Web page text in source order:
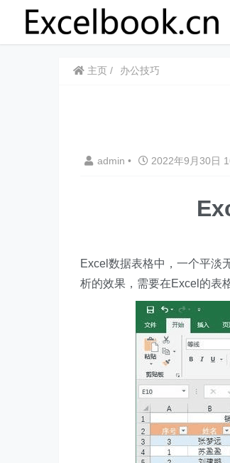
主页 办公技巧
admin • 2022年9月30日
Excel数据表格中，一个平淡
析的效果，需要在Excel的表